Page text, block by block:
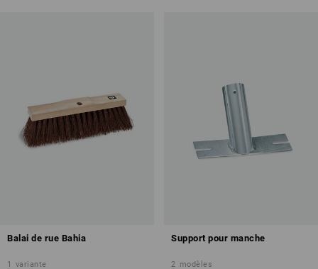
Balai de rue Bahia
1 variante
Support pour manche
2 modèles